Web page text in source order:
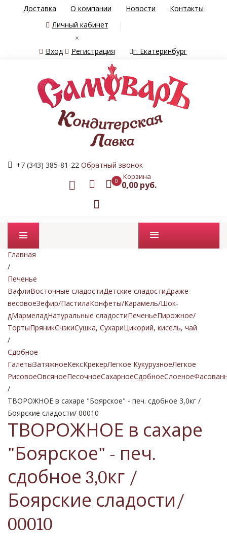
Доставка О компании Новости
Контакты
Личный кабинет
×
Вход
Регистрация г. Екатеринбург
+7 (343) 385-81-22 Обратный звонок
0 Корзина
0,00 руб.
Промо товары
Главная
/
Печенье
ВафлиВосточные сладостиДетские сладостиДраже
весовоеЗефир/ПастилаКонфеты/Карамель/Шок-
дМармеладНатуральные сладостиПеченьеПирожное/
ТортыПряникСнэкиСушка, СухариЦикорий, кисель, чай
/
Сдобное
ГалетыЗатяжноеКексКрекерЛегкое КукурузноеЛегкое
РисовоеОвсяноеПесочноеСахарноеСдобноеСлоеное
/
ТВОРОЖНОЕ в сахаре "Боярское" - печ. сдобное 3,0кг /
Боярские сладости/ 00010
ТВОРОЖНОЕ в сахаре
"Боярское" - печ.
сдобное 3,0кг /
Боярские сладости/
00010